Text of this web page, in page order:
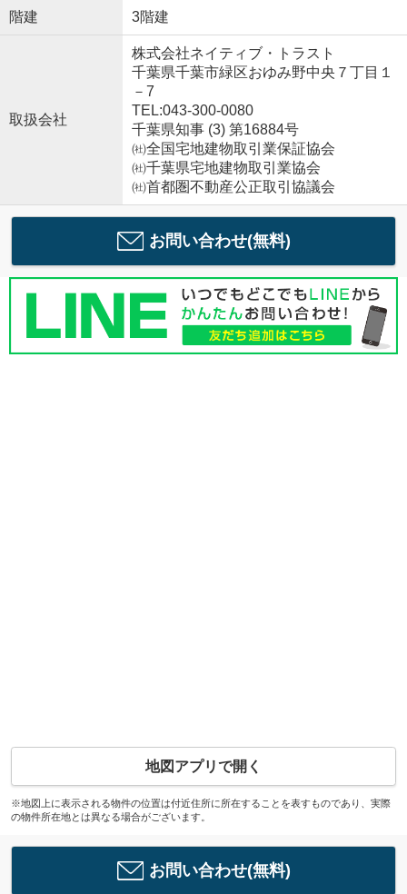
階建 3階建
取扱会社
株式会社ネイティブ・トラスト
千葉県千葉市緑区おゆみ野中央７丁目１
－7
TEL:043-300-0080
千葉県知事 (3) 第16884号
㈳全国宅地建物取引業保証協会
㈳千葉県宅地建物取引業協会
㈳首都圏不動産公正取引協議会
お問い合わせ(無料)
地図アプリで開く
※地図上に表示される物件の位置は付近住所に所在することを表すものであり、実際
の物件所在地とは異なる場合がございます。
お問い合わせ(無料)